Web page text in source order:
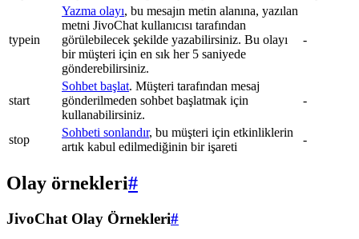
typein
Yazma olayı, bu mesajın metin alanına, yazılan
metni JivoChat kullanıcısı tarafından
görülebilecek şekilde yazabilirsiniz. Bu olayı
bir müşteri için en sık her 5 saniyede
gönderebilirsiniz.
-
start
Sohbet başlat. Müşteri tarafından mesaj
gönderilmeden sohbet başlatmak için
kullanabilirsiniz.
-
stop
Sohbeti sonlandır, bu müşteri için etkinliklerin
artık kabul edilmediğinin bir işareti
-
Olay örnekleri#
JivoChat Olay Örnekleri#